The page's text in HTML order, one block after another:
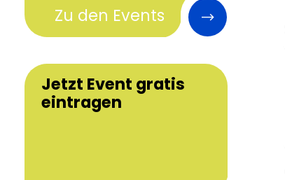
Zu den Events
Jetzt Event gratis
eintragen